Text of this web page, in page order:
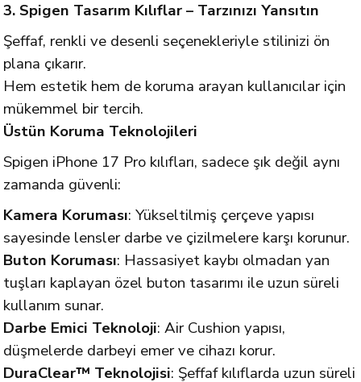
3. Spigen Tasarım Kılıflar – Tarzınızı Yansıtın
Şeffaf, renkli ve desenli seçenekleriyle stilinizi ön
plana çıkarır.
Hem estetik hem de koruma arayan kullanıcılar için
mükemmel bir tercih.
Üstün Koruma Teknolojileri
Spigen iPhone 17 Pro kılıfları, sadece şık değil aynı
zamanda güvenli:
Kamera Koruması: Yükseltilmiş çerçeve yapısı
sayesinde lensler darbe ve çizilmelere karşı korunur.
Buton Koruması: Hassasiyet kaybı olmadan yan
tuşları kaplayan özel buton tasarımı ile uzun süreli
kullanım sunar.
Darbe Emici Teknoloji: Air Cushion yapısı,
düşmelerde darbeyi emer ve cihazı korur.
DuraClear™ Teknolojisi: Şeffaf kılıflarda uzun süreli